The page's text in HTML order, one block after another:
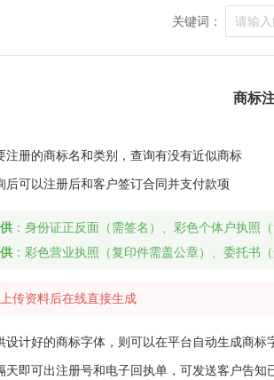
关键词：
商标
注册的商标名和类别，查询有没有近似商标
后可以注册后和客户签订合同并支付款项
：身份证正反面（需签名）、彩色个体户执照
：彩色营业执照（复印件需盖公章）、委托书（
传资料后在线直接生成
设计好的商标字体，则可以在平台自动生成商标
天即可出注册号和电子回执单，可发送客户告